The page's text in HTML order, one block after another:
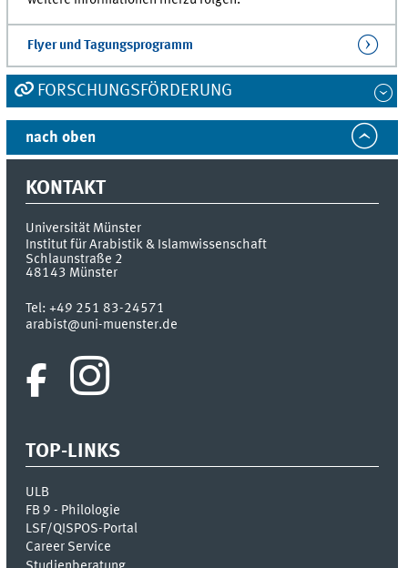
Flyer und Tagungsprogramm
FORSCHUNGSFÖRDERUNG
nach oben
KONTAKT
Universität Münster
Institut für Arabistik & Islamwissenschaft
Schlaunstraße 2
48143 Münster
Tel:+49 251 83-24571
arabist@uni-muenster.de
TOP-LINKS
ULB
FB 9 - Philologie
LSF/QISPOS-Portal
Career Service